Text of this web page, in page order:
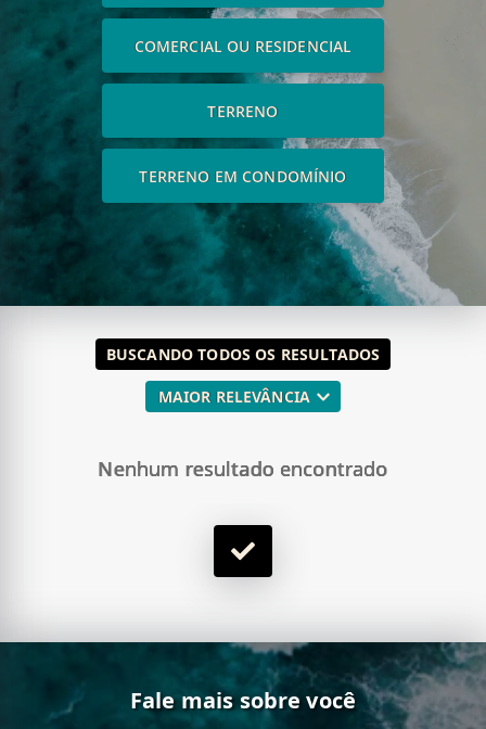
COMERCIAL OU RESIDENCIAL
TERRENO
TERRENO EM CONDOMÍNIO
BUSCANDO TODOS OS RESULTADOS
MAIOR RELEVÂNCIA
Nenhum resultado encontrado
Fale mais sobre você